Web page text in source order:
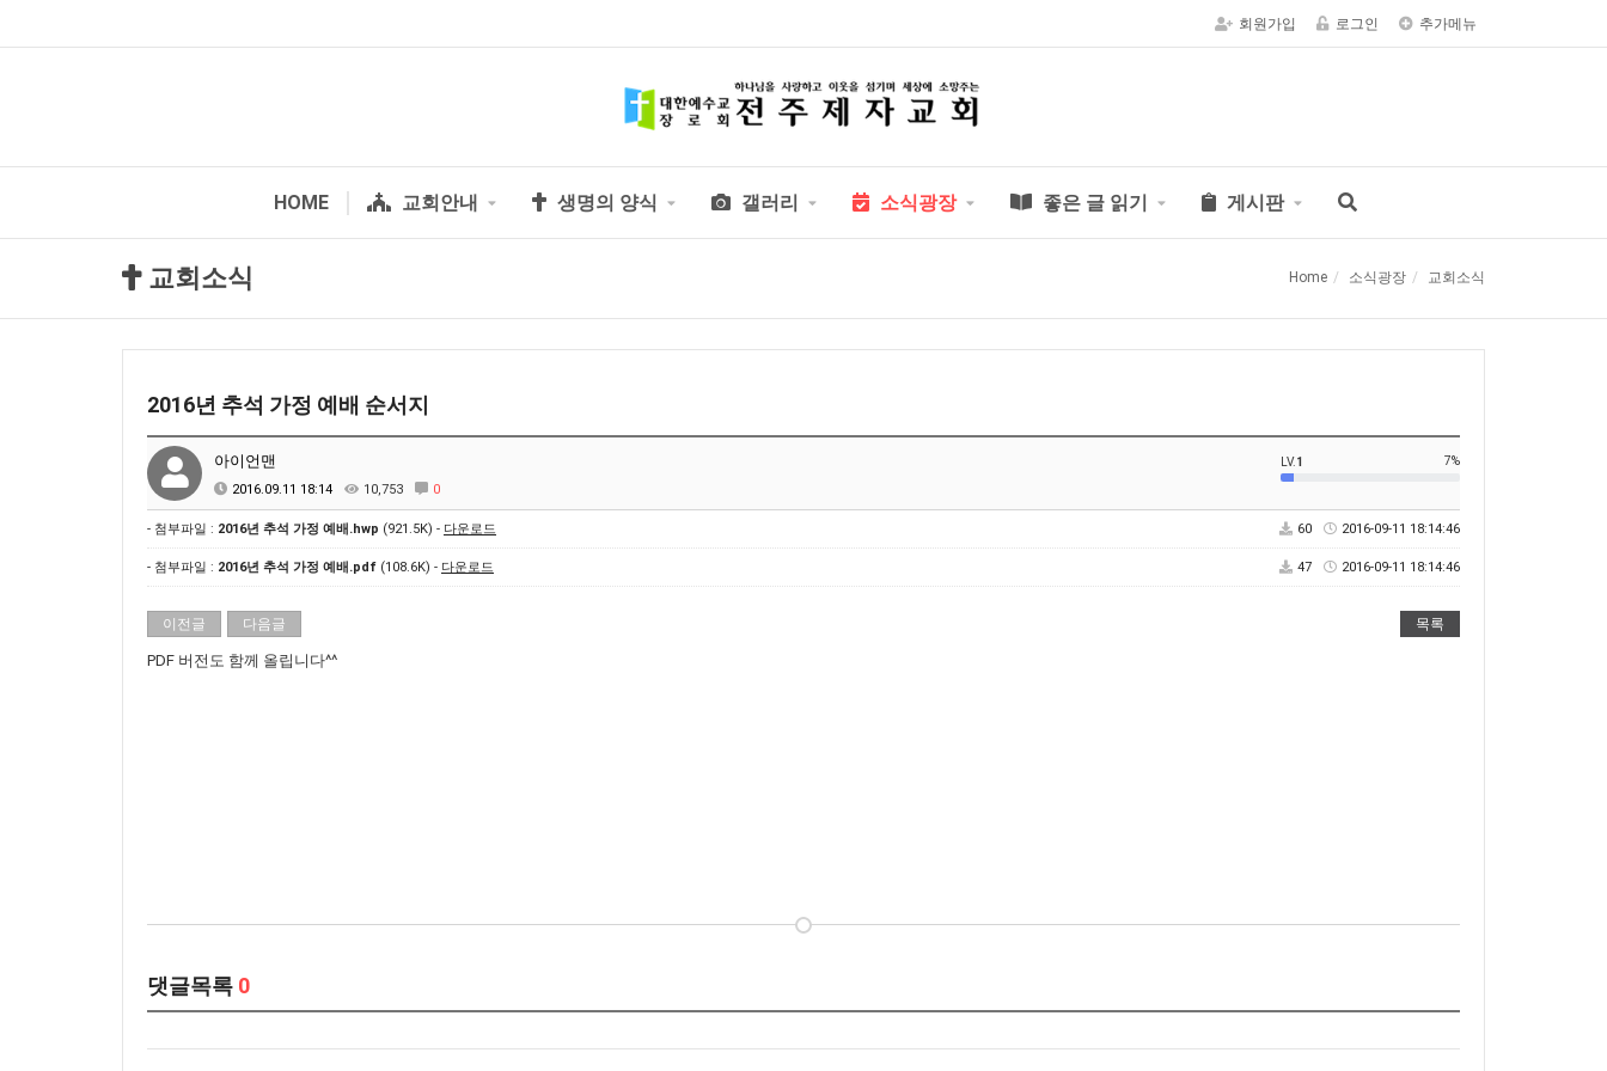
회원가입 로그인 추가메뉴
HOME 교회안내 생명의 양식 갤러리 소식광장 좋은 글 읽기 게시판
교회소식 Home 소식광장 교회소식
2016년 추석 가정 예배 순서지
아이언맨
2016.09.11 18:14 10,753 0
LV.1 7%
- 첨부파일 : 2016년 추석 가정 예배.hwp (921.5K) - 다운로드 60 2016-09-11 18:14:46
- 첨부파일 : 2016년 추석 가정 예배.pdf (108.6K) - 다운로드 47 2016-09-11 18:14:46
이전글 다음글 목록
PDF 버전도 함께 올립니다^^
댓글목록 0